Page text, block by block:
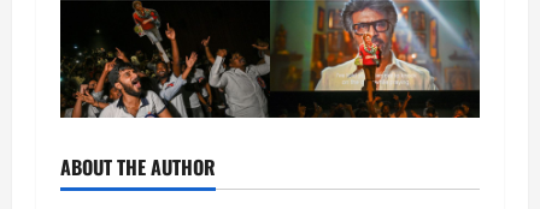
ABOUT THE AUTHOR